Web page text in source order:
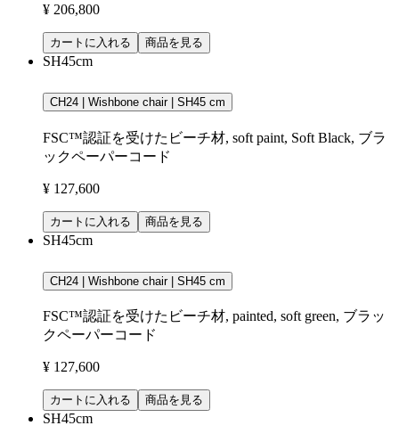
¥ 206,800
カートに入れる 商品を見る
SH45cm
CH24 | Wishbone chair | SH45 cm
FSC™認証を受けたビーチ材, soft paint, Soft Black, ブラ
ックペーパーコード
¥ 127,600
カートに入れる 商品を見る
SH45cm
CH24 | Wishbone chair | SH45 cm
FSC™認証を受けたビーチ材, painted, soft green, ブラッ
クペーパーコード
¥ 127,600
カートに入れる 商品を見る
SH45cm